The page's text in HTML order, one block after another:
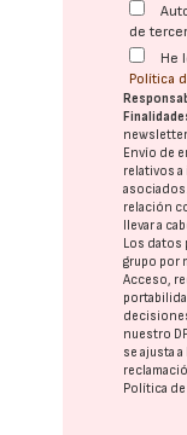
de
He
Política
Envío de
relativos
relación
llevar a
Los datos
grupo por
Acceso,
nuestro
se ajusta
Política